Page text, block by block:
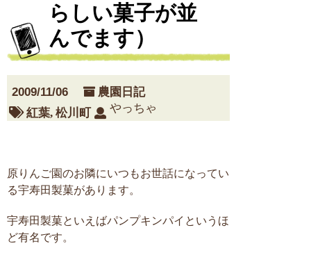
らしい菓子が並
んでます）
2009/11/06
農園日記
紅葉, 松川町 やっちゃ
原りんご園のお隣にいつもお世話になってい
る宇寿田製菓があります。
宇寿田製菓といえばパンプキンパイというほ
ど有名です。